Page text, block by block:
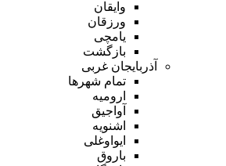
وایقان
ورزقان
یامچی
بازگشت
آذربایجان غربی
تمام شهر‌ها
ارومیه
آواجیق
اشنویه
ایواوغلی
باروق